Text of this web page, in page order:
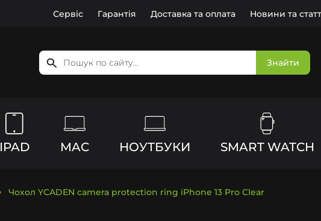
Сервіс Гарантія Доставка та оплата Новини та
Знайти
IPAD MAC НОУТБУКИ SMART WATCH
Чохол YCADEN camera protection ring iPhone 13 Pro Clear